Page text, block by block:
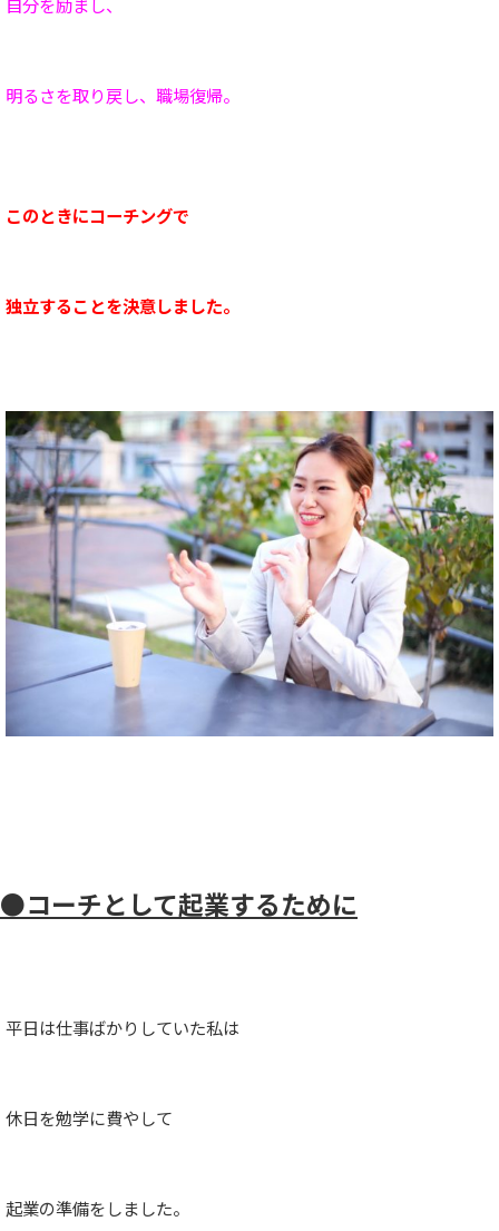
明るさを取り戻し、職場復帰。
このときにコーチングで
独立することを決意しました。
●コーチとして起業するために
平日は仕事ばかりしていた私は
休日を勉学に費やして
起業の準備をしました。